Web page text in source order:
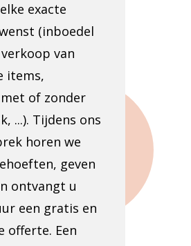
exacte
(inboedel
van
items,
of zonder
...). Tijdens ons
horen we
geven
ontvangt u
een gratis en
offerte. Een